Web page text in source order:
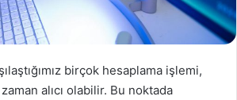
birçok hesaplama işlemi,
alıcı olabilir. Bu noktada